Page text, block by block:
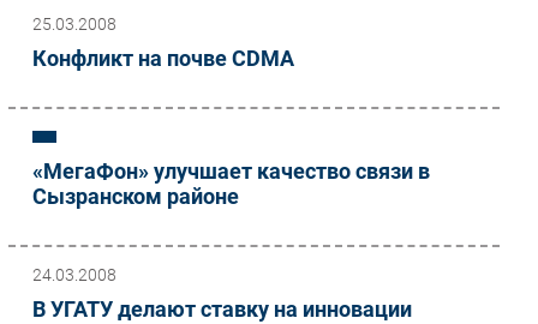
25.03.2008
Конфликт на почве CDMA
«МегаФон» улучшает качество связи в
Сызранском районе
24.03.2008
В УГАТУ делают ставку на инновации